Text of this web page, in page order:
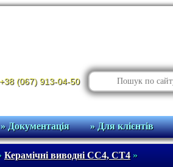
+38 (067) 913-04-50
» Документація » Для клієнтів
Керамічні виводні CC4, CT4»